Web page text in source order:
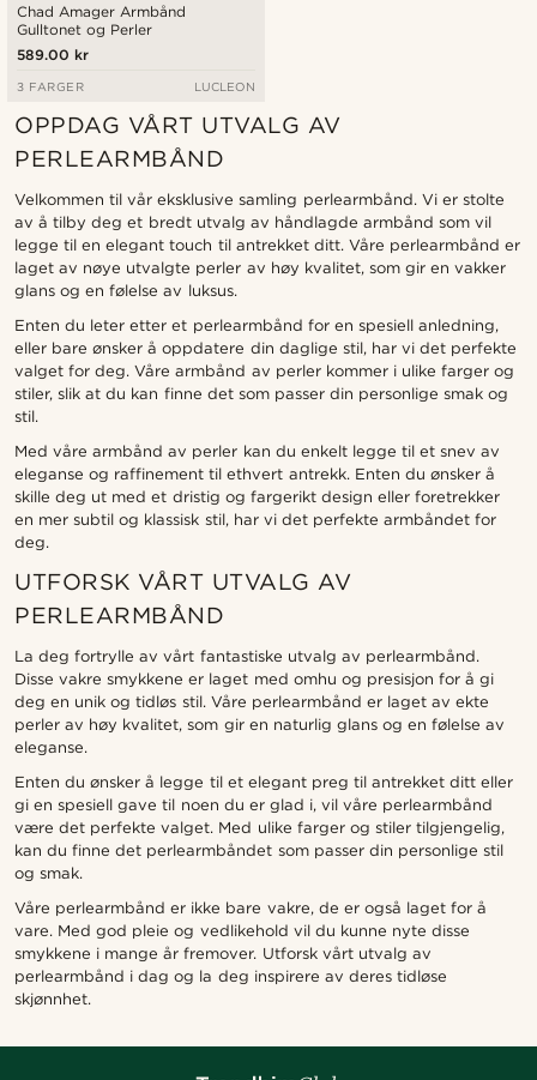
Chad Amager Armbånd
Gulltonet og Perler
589.00 kr
3 FARGER LUCLEON
OPPDAG VÅRT UTVALG AV
PERLEARMBÅND
Velkommen til vår eksklusive samling perlearmbånd. Vi er stolte
av å tilby deg et bredt utvalg av håndlagde armbånd som vil
legge til en elegant touch til antrekket ditt. Våre perlearmbånd er
laget av nøye utvalgte perler av høy kvalitet, som gir en vakker
glans og en følelse av luksus.
Enten du leter etter et perlearmbånd for en spesiell anledning,
eller bare ønsker å oppdatere din daglige stil, har vi det perfekte
valget for deg. Våre armbånd av perler kommer i ulike farger og
stiler, slik at du kan finne det som passer din personlige smak og
stil.
Med våre armbånd av perler kan du enkelt legge til et snev av
eleganse og raffinement til ethvert antrekk. Enten du ønsker å
skille deg ut med et dristig og fargerikt design eller foretrekker
en mer subtil og klassisk stil, har vi det perfekte armbåndet for
deg.
UTFORSK VÅRT UTVALG AV
PERLEARMBÅND
La deg fortrylle av vårt fantastiske utvalg av perlearmbånd.
Disse vakre smykkene er laget med omhu og presisjon for å gi
deg en unik og tidløs stil. Våre perlearmbånd er laget av ekte
perler av høy kvalitet, som gir en naturlig glans og en følelse av
eleganse.
Enten du ønsker å legge til et elegant preg til antrekket ditt eller
gi en spesiell gave til noen du er glad i, vil våre perlearmbånd
være det perfekte valget. Med ulike farger og stiler tilgjengelig,
kan du finne det perlearmbåndet som passer din personlige stil
og smak.
Våre perlearmbånd er ikke bare vakre, de er også laget for å
vare. Med god pleie og vedlikehold vil du kunne nyte disse
smykkene i mange år fremover. Utforsk vårt utvalg av
perlearmbånd i dag og la deg inspirere av deres tidløse
skjønnhet.